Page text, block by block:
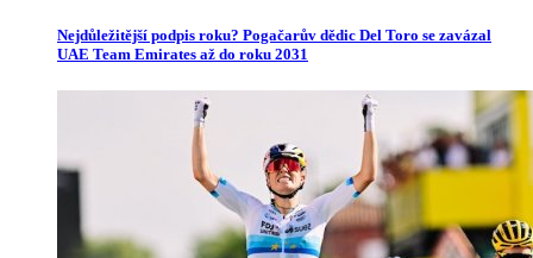
Nejdůležitější podpis roku? Pogačarův dědic Del Toro se zavázal
UAE Team Emirates až do roku 2031